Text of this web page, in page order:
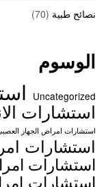
نصائح طبية (70)
الوسوم
Uncategorized
استشارات
استشارات امراض الجهاز
استشارات
استشارات
استشارات